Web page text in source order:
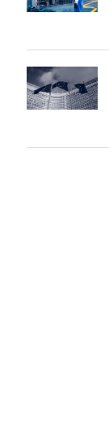
виготовив
для
Бєлгорода
Деріжебур
завершує
придбання